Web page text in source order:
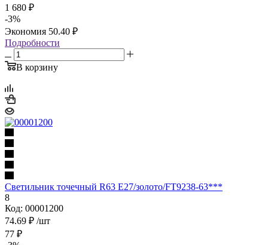
1 680 ₽
-3%
Экономия 50.40 ₽
Подробности
В корзину
Светильник точечный R63 Е27/золото/FT9238-63***
8
Код: 00001200
74.69 ₽ /шт
77 ₽